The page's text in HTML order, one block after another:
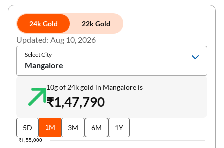
24k Gold 22k Gold
Updated: Aug 10, 2026
Select City
Mangalore
10g of 24k gold in Mangalore is
₹1,47,790
5D 1M 3M 6M 1Y